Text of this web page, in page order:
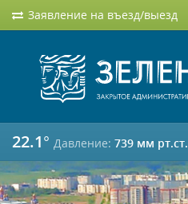
Заявление на въезд/выезд
22.1° Давление: 739 мм рт.ст.